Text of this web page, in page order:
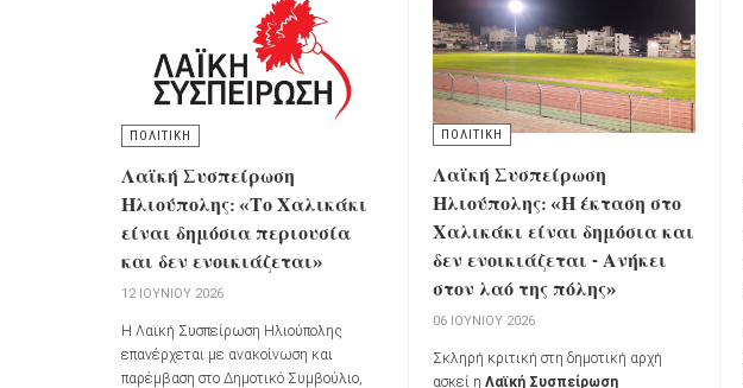
στην απαίτηση καταβολής
ανταλλάγματος για τη χρήση δημοσίων
εκτάσεων από τον Δήμο Ηλιούπολης στο
πάρκο«Χαλικάκι».
ΠΟΛΙΤΙΚΗ
Λαϊκή Συσπείρωση
Ηλιούπολης: «Το Χαλικάκι
είναι δημόσια περιουσία
και δεν ενοικιάζεται»
12 ΙΟΥΝΊΟΥ 2026
Η Λαϊκή Συσπείρωση Ηλιούπολης
επανέρχεται με ανακοίνωση και
παρέμβαση στο Δημοτικό Συμβούλιο,
ΠΟΛΙΤΙΚΗ
Λαϊκή Συσπείρωση
Ηλιούπολης: «Η έκταση στο
Χαλικάκι είναι δημόσια και
δεν ενοικιάζεται - Ανήκει
στον λαό της πόλης»
06 ΙΟΥΝΊΟΥ 2026
Σκληρή κριτική στη δημοτική αρχή
ασκεί ηΛαϊκή Συσπείρωση